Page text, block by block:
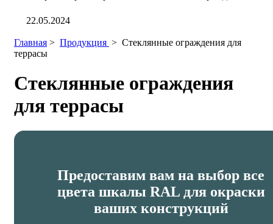
22.05.2024
Главная > Продукция > Стеклянные ограждения для
террасы
Стеклянные ограждения
для террасы
Предоставим вам на выбор все
цвета шкалы RAL для окраски
ваших конструкций